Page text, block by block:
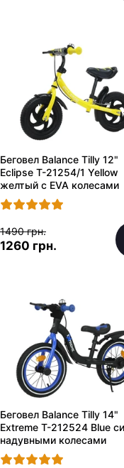
Беговел Balance Tilly 12"
Eclipse T-21254/1 Yellow
желтый с EVA колесами
1490 грн.
1260 грн.
Беговел Balance Tilly 14"
Extreme T-212524 Blue
надувными колесами